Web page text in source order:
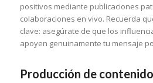
positivos mediante publicaciones
colaboraciones en vivo. Recuerda
clave: asegúrate de que los
apoyen genuinamente tu mensaje
Producción de